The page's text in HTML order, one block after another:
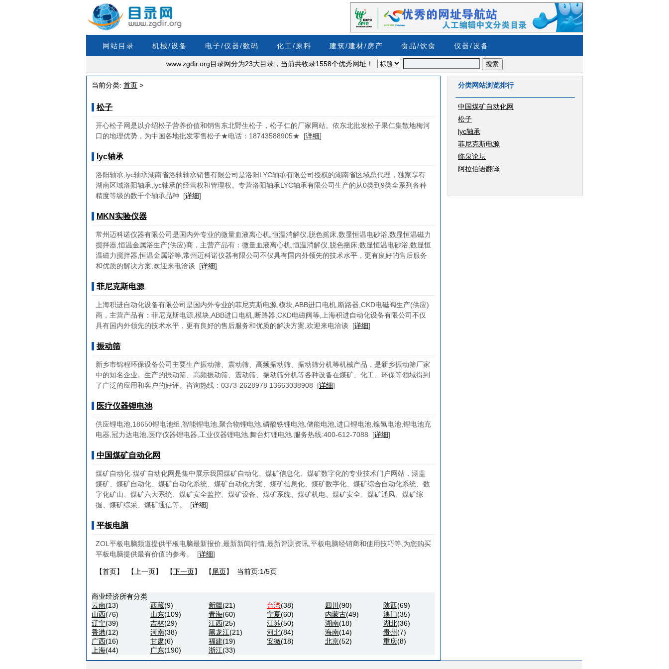
网站目录 机械/设备 电子/仪器/数码 化工/原料 建筑/建材/房产 食品/饮食 仪器/设备
www.zgdir.org目录网分为23大目录，当前共收录1558个优秀网址！
当前分类: 首页 >
松子
开心松子网是以介绍松子营养价值和销售东北野生松子，松子仁的厂家网站。依东北批发松子果仁集散地梅河
口的地理优势，为中国各地批发零售松子★电话：18743588905★ [详细]
lyc轴承
洛阳轴承,lyc轴承湖南省洛轴轴承销售有限公司是洛阳LYC轴承有限公司授权的湖南省区域总代理，独家享有
湖南区域洛阳轴承,lyc轴承的经营权和管理权。专营洛阳轴承LYC轴承有限公司生产的从0类到9类全系列各种
精度等级的数千个轴承品种 [详细]
MKN实验仪器
常州迈科诺仪器有限公司是国内外专业的微量血液离心机,恒温消解仪,脱色摇床,数显恒温电砂浴,数显恒温磁力
搅拌器,恒温金属浴生产(供应)商，主营产品有：微量血液离心机,恒温消解仪,脱色摇床,数显恒温电砂浴,数显恒
温磁力搅拌器,恒温金属浴等,常州迈科诺仪器有限公司不仅具有国内外领先的技术水平，更有良好的售后服务
和优质的解决方案,欢迎来电洽谈 [详细]
菲尼克斯电源
上海积进自动化设备有限公司是国内外专业的菲尼克斯电源,模块,ABB进口电机,断路器,CKD电磁阀生产(供应)
商，主营产品有：菲尼克斯电源,模块,ABB进口电机,断路器,CKD电磁阀等,上海积进自动化设备有限公司不仅
具有国内外领先的技术水平，更有良好的售后服务和优质的解决方案,欢迎来电洽谈 [详细]
振动筛
新乡市锦程环保设备公司主要生产振动筛、震动筛、高频振动筛、振动筛分机等机械产品，是新乡振动筛厂家
中的知名企业。生产的振动筛、高频振动筛、震动筛、振动筛分机等各种设备在煤矿、化工、环保等领域得到
了广泛的应用和客户的好评。咨询热线：0373-2628978 13663038908 [详细]
医疗仪器锂电池
供应锂电池,18650锂电池组,智能锂电池,聚合物锂电池,磷酸铁锂电池,储能电池,进口锂电池,镍氢电池,锂电池充
电器,冠力达电池,医疗仪器锂电器,工业仪器锂电池,舞台灯锂电池.服务热线:400-612-7088 [详细]
中国煤矿自动化网
煤矿自动化-煤矿自动化网是集中展示我国煤矿自动化、煤矿信息化、煤矿数字化的专业技术门户网站，涵盖
煤矿、煤矿自动化、煤矿自动化系统、煤矿自动化方案、煤矿信息化、煤矿数字化、煤矿综合自动化系统、数
字化矿山、煤矿六大系统、煤矿安全监控、煤矿设备、煤矿系统、煤矿机电、煤矿安全、煤矿通风、煤矿综
掘、煤矿综采、煤矿通信等。
[详细]
平板电脑
ZOL平板电脑频道提供平板电脑最新报价,最新新闻行情,最新评测资讯,平板电脑经销商和使用技巧等,为您购买
平板电脑提供最有价值的参考。
[详细]
【首页】 【上一页】 【下一页】 【尾页】 当前页:1/5页
商业经济所有分类
云南(13) 西藏(9) 新疆(21) 台湾(38) 四川 (90) 陕西(69)
山西(76) 山东(109) 青海(60) 宁夏(60) 内蒙古(49) 澳门(35)
辽宁(39) 吉林(29) 江西(25) 江苏(50) 湖南(18) 湖北(36)
香港(12) 河南(38) 黑龙江(21) 河北(84) 海南(14) 贵州(7)
广西(16) 甘肃(6) 福建(19) 安徽(18) 北京(52) 重庆(8)
上海(44) 广东(190) 浙江(33)
分类网站浏览排行
中国煤矿自动化网
松子
lyc轴承
菲尼克斯电源
临泉论坛
阿拉伯语翻译